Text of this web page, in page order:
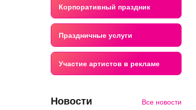
Корпоративный праздник
Праздничные услуги
Участие артистов в рекламе
Новости Все новости